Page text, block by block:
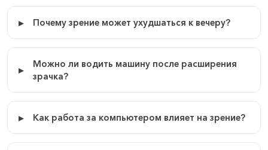
Почему зрение может ухудшаться к вечеру?
Можно ли водить машину после расширения
зрачка?
Как работа за компьютером влияет на зрение?